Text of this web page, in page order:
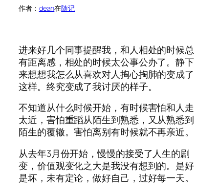
作者： dean在随记
进来好几个同事提醒我，和人相处的时候总
有距离感，相处的时候太公事公办了。静下
来想想我怎么从喜欢对人掏心掏肺的变成了
这样。终究变成了我讨厌的样子。
不知道从什么时候开始，有时候害怕和人走
太近，害怕重蹈从陌生到熟悉，又从熟悉到
陌生的覆辙。害怕离别有时候就不再亲近。
从去年3月份开始，慢慢的接受了人生的剧
变，价值观变化之大是我没有想到的。是好
是坏，未有定论，做好自己，过好每一天。